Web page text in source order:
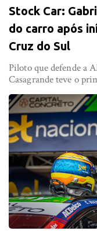
Stock Car:
do carro após
Cruz do Sul
Piloto que defende a
Casagrande teve o